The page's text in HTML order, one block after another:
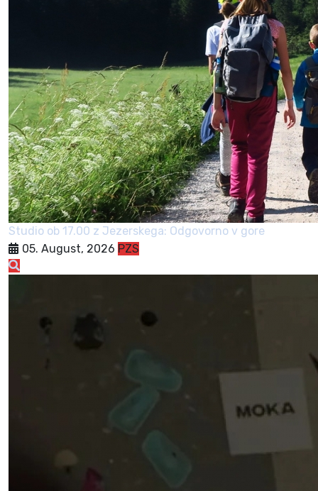
Studio ob 17.00 z Jezerskega: Odgovorno v gore
05. August, 2026 PZS